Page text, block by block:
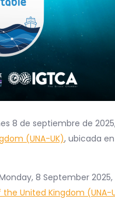
8 de septiembre de
(UNA-UK), ubicada
8 September
United Kingdom (UNA-